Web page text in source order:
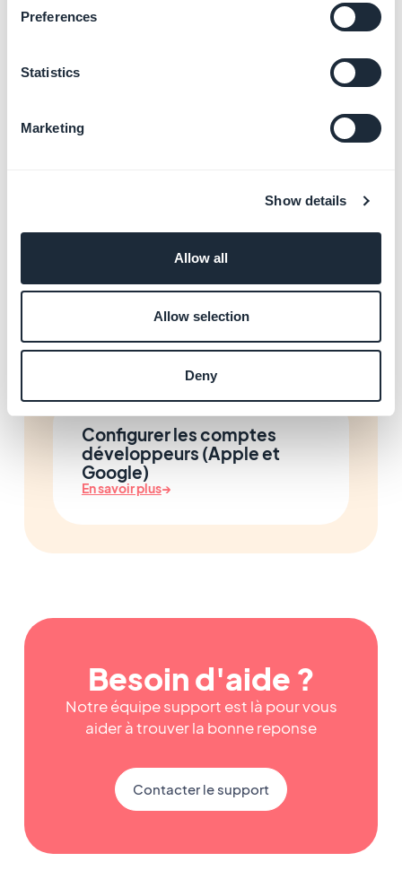
Preferences
Statistics
Marketing
Show details
Allow all
Allow selection
Deny
les stores
En savoir plus→
Configurer les comptes
développeurs (Apple et
Google)
En savoir plus→
Besoin d'aide ?
Notre équipe support est là pour vous
aider à trouver la bonne reponse
Contacter le support